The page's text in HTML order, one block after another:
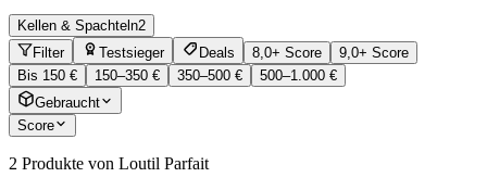
Kellen & Spachteln2
Filter
Testsieger Deals 8,0+ Score
9,0+ Score
Bis 150 €
150–350 € 350–500 €
500–1.000 €
Gebraucht
Score
2 Produkte von Loutil Parfait